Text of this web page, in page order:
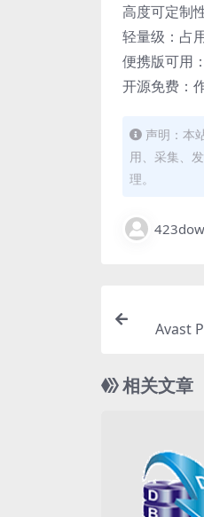
高度可定制
轻量级：占
便携版可用
开源免费：
声明：本
用、采集、
理。
Avast
相关文章